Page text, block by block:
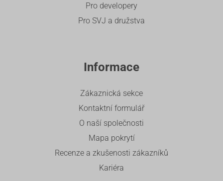
Pro developery
Pro SVJ a družstva
Informace
Zákaznická sekce
Kontaktní formulář
O naší společnosti
Mapa pokrytí
Recenze a zkušenosti zákazníků
Kariéra